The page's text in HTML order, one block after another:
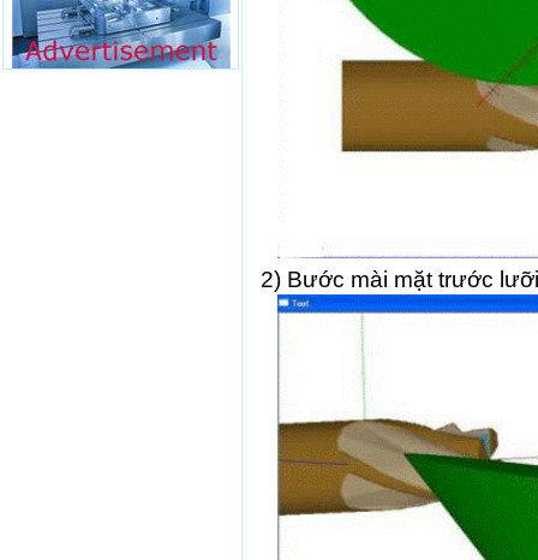
2) Bước mài mặt trước